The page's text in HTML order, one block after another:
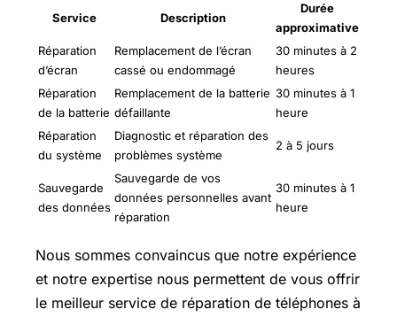
Service Description
Durée
approximative
Réparation
d’écran
Remplacement de l’écran
cassé ou endommagé
30 minutes à 2
heures
Réparation
de la batterie
Remplacement de la batterie
défaillante
30 minutes à 1
heure
Réparation
du système
Diagnostic et réparation des
problèmes système
2 à 5 jours
Sauvegarde
des données
Sauvegarde de vos
données personnelles avant
réparation
30 minutes à 1
heure
Nous sommes convaincus que notre expérience
et notre expertise nous permettent de vous offrir
le meilleur service de réparation de téléphones à